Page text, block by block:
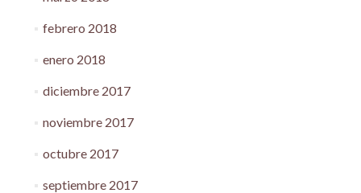
febrero 2018
enero 2018
diciembre 2017
noviembre 2017
octubre 2017
septiembre 2017